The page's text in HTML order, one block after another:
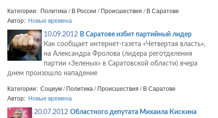
Категории: Политика / В России / Происшествия / В Саратове
Автор: Новые времена
10.09.2012 В Саратове избит партийный лидер
Как сообщает интернет-газета «Четвертая власть»,
на Александра Фролова (лидера реготделения
партии «Зеленых» в Саратовской области) вчера
днем произошло нападение
Категории: Социум / Политика / Происшествия / В Саратове
Автор: Новые времена
20.07.2012 Областного депутата Михаила Кискина